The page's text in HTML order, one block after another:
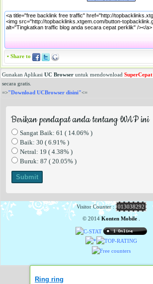
• Share to
Gunakan Aplikasi UC Browser untuk mendownload SuperCepat
secara gratis.
=>"Download UCBrowser disini"<=
Berikan pendapat anda tentang WAP ini
Sangat Baik: 61 ( 14.06% )
Baik: 30 ( 6.91% )
Netral: 19 ( 4.38% )
Buruk: 87 ( 20.05% )
Visitor Counter : 013038292
© 2014 Konten Mobile .
Ring ring